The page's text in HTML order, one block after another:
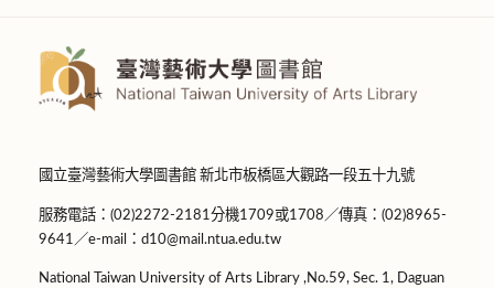
國立臺灣藝術大學圖書館 新北市板橋區大觀路一段五十九號
服務電話：(02)2272-2181分機1709或1708／傳真：(02)8965-
9641／e-mail：d10@mail.ntua.edu.tw
National Taiwan University of Arts Library ,No.59, Sec. 1, Daguan